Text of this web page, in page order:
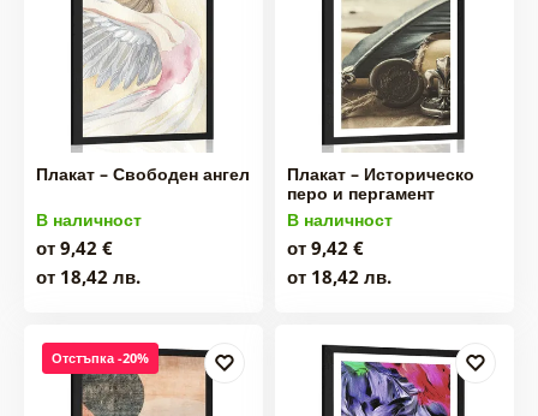
Плакат – Свободен ангел
В наличност
от 9,42 €
от 18,42 лв.
Плакат – Историческо
перо и пергамент
В наличност
от 9,42 €
от 18,42 лв.
Отстъпка -20%